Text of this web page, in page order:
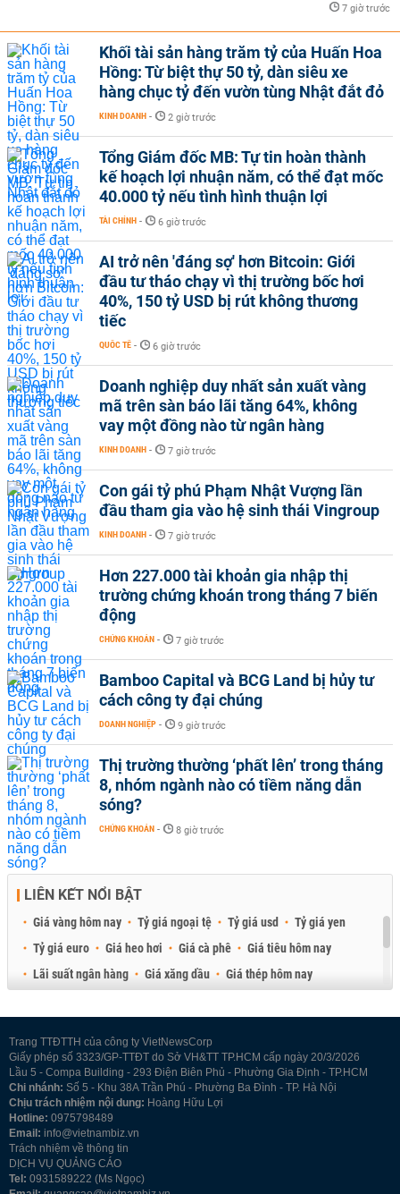
7 giờ trước
Khối tài sản hàng trăm tỷ của Huấn Hoa
Hồng: Từ biệt thự 50 tỷ, dàn siêu xe
hàng chục tỷ đến vườn tùng Nhật đắt đỏ
KINH DOANH - 2 giờ trước
Tổng Giám đốc MB: Tự tin hoàn thành
kế hoạch lợi nhuận năm, có thể đạt mốc
40.000 tỷ nếu tình hình thuận lợi
TÀI CHÍNH - 6 giờ trước
AI trở nên 'đáng sợ' hơn Bitcoin: Giới
đầu tư tháo chạy vì thị trường bốc hơi
40%, 150 tỷ USD bị rút không thương
tiếc
QUỐC TẾ - 6 giờ trước
Doanh nghiệp duy nhất sản xuất vàng
mã trên sàn báo lãi tăng 64%, không
vay một đồng nào từ ngân hàng
KINH DOANH - 7 giờ trước
Con gái tỷ phú Phạm Nhật Vượng lần
đầu tham gia vào hệ sinh thái Vingroup
KINH DOANH - 7 giờ trước
Hơn 227.000 tài khoản gia nhập thị
trường chứng khoán trong tháng 7 biến
động
CHỨNG KHOÁN - 7 giờ trước
Bamboo Capital và BCG Land bị hủy tư
cách công ty đại chúng
DOANH NGHIỆP - 9 giờ trước
Thị trường thường ‘phất lên’ trong tháng
8, nhóm ngành nào có tiềm năng dẫn
sóng?
CHỨNG KHOÁN - 8 giờ trước
LIÊN KẾT NỔI BẬT
Giá vàng hôm nay Tỷ giá ngoại tệ Tỷ giá usd
Tỷ giá yen
Tỷ giá euro
Giá heo hơi Giá cà phê
Giá tiêu hôm nay
Lãi suất ngân hàng
Giá xăng dầu
Giá thép hôm nay
Trang TTĐTTH của công ty VietNewsCorp
Giấy phép số 3323/GP-TTĐT do Sở VH&TT TP.HCM cấp ngày 20/3/2026
Lầu 5 - Compa Building - 293 Điện Biên Phủ - Phường Gia Định - TP.HCM
Chi nhánh: Số 5 - Khu 38A Trần Phú - Phường Ba Đình - TP. Hà Nội
Chịu trách nhiệm nội dung: Hoàng Hữu Lợi
Hotline: 0975798489
Email: info@vietnambiz.vn
Trách nhiệm về thông tin
DỊCH VỤ QUẢNG CÁO
Tel: 0931589222 (Ms Ngọc)